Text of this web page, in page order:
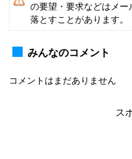
の要望・要求などはメ
落とすことがあります。
みんなのコメント
コメントはまだありません
ス